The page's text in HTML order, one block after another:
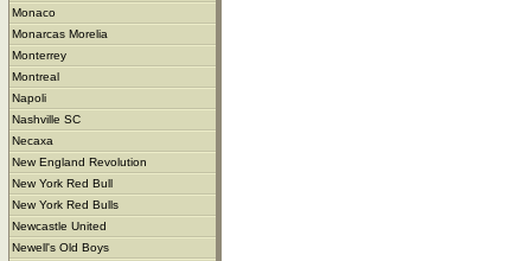
Monaco
Monarcas Morelia
Monterrey
Montreal
Napoli
Nashville SC
Necaxa
New England Revolution
New York Red Bull
New York Red Bulls
Newcastle United
Newell's Old Boys